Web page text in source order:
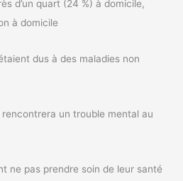
d’un quart (24 %) à domicile,
à domicile
dus à des maladies non
rencontrera un trouble mental au
ne pas prendre soin de leur santé